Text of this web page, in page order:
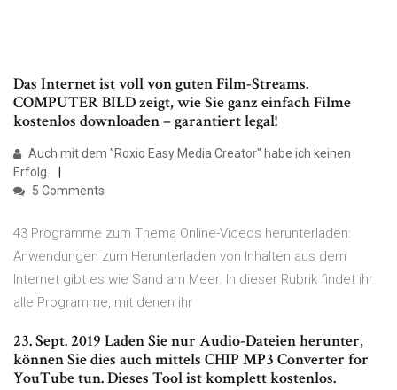
Das Internet ist voll von guten Film-Streams.
COMPUTER BILD zeigt, wie Sie ganz einfach Filme
kostenlos downloaden – garantiert legal!
Auch mit dem "Roxio Easy Media Creator" habe ich keinen
Erfolg.
5 Comments
43 Programme zum Thema Online-Videos herunterladen:
Anwendungen zum Herunterladen von Inhalten aus dem
Internet gibt es wie Sand am Meer. In dieser Rubrik findet ihr
alle Programme, mit denen ihr
23. Sept. 2019 Laden Sie nur Audio-Dateien herunter,
können Sie dies auch mittels CHIP MP3 Converter for
YouTube tun. Dieses Tool ist komplett kostenlos.